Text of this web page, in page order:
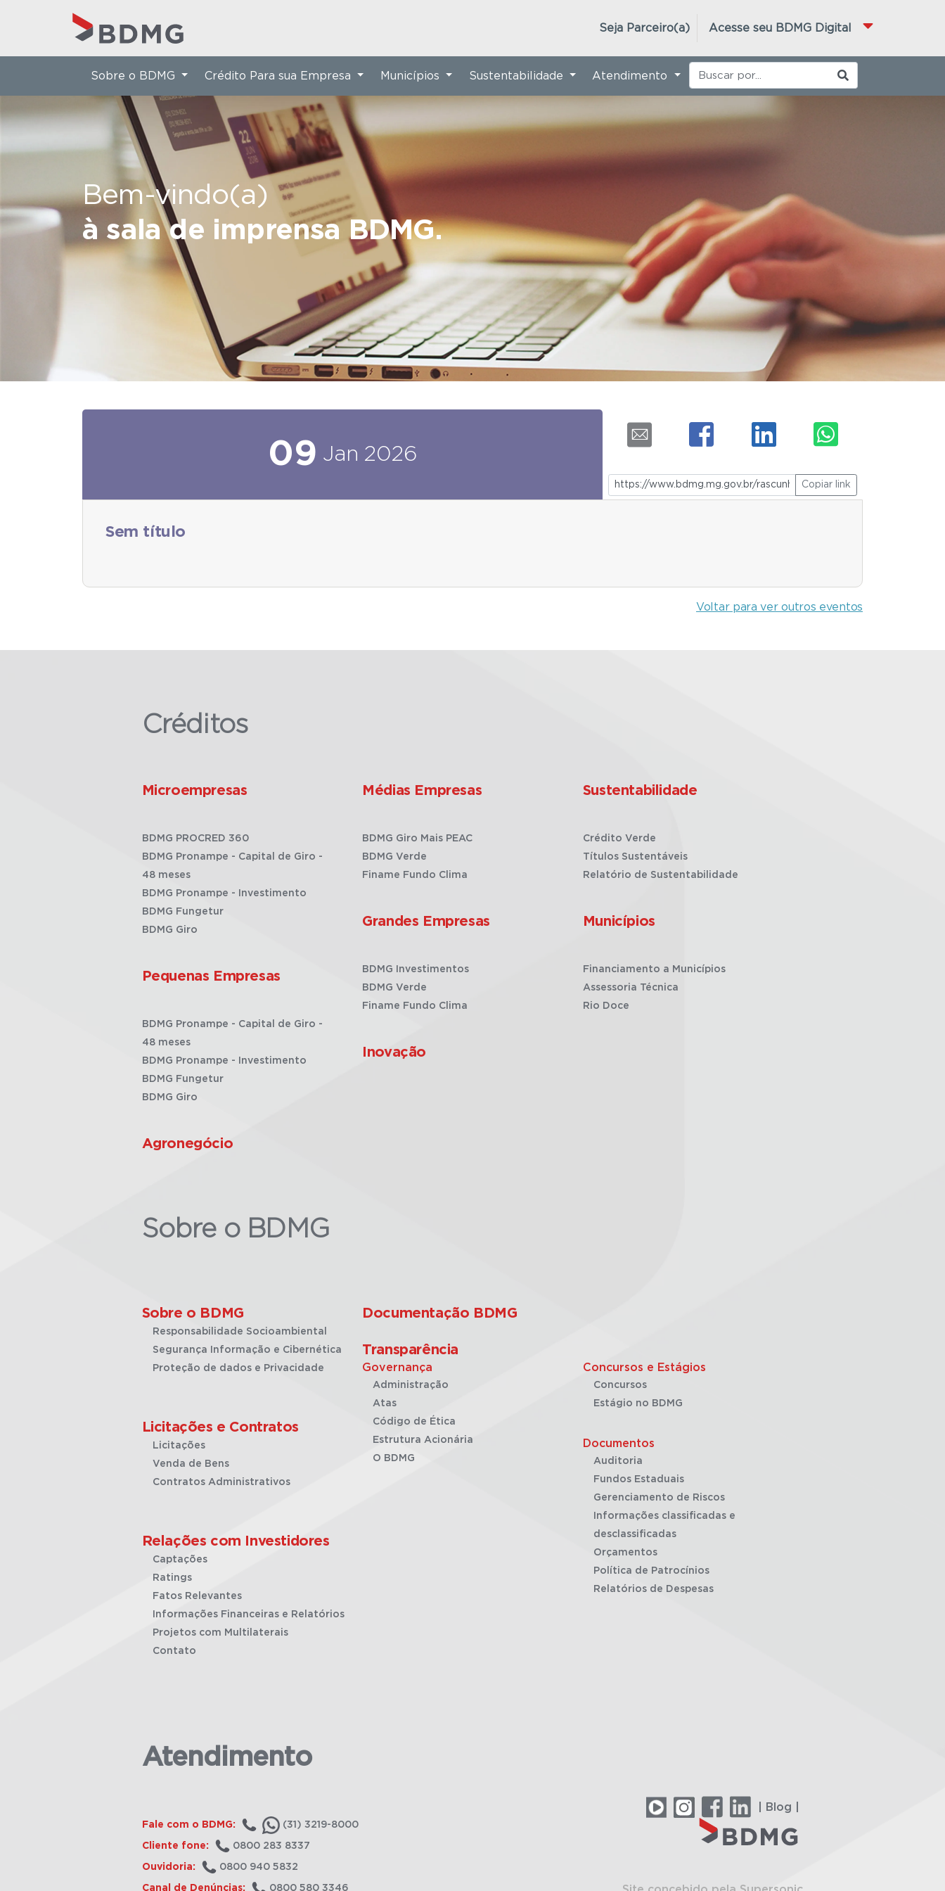
Acesse seu BDMG Digital
Seja Parceiro(a)
Bem-vindo(a)
à sala de imprensa BDMG.
Sobre o BDMG Crédito Para sua Empresa Municípios Sustentabilidade Atendimento
09 Jan 2026
Copiar link
Sem título
Voltar para ver outros eventos
Créditos
Microempresas
BDMG PROCRED 360
BDMG Pronampe - Capital de Giro -
48 meses
BDMG Pronampe - Investimento
BDMG Fungetur
BDMG Giro
Pequenas Empresas
BDMG Pronampe - Capital de Giro -
48 meses
BDMG Pronampe - Investimento
BDMG Fungetur
BDMG Giro
Agronegócio
Médias Empresas
BDMG Giro Mais PEAC
BDMG Verde
Finame Fundo Clima
Grandes Empresas
BDMG Investimentos
BDMG Verde
Finame Fundo Clima
Inovação
Sustentabilidade
Crédito Verde
Títulos Sustentáveis
Relatório de Sustentabilidade
Municípios
Financiamento a Municípios
Assessoria Técnica
Rio Doce
Sobre o BDMG
Sobre o BDMG
Responsabilidade Socioambiental
Segurança Informação e Cibernética
Proteção de dados e Privacidade
Licitações e Contratos
Licitações
Venda de Bens
Contratos Administrativos
Relações com Investidores
Captações
Ratings
Fatos Relevantes
Informações Financeiras e Relatórios
Projetos com Multilaterais
Contato
Documentação BDMG
Transparência
Governança
Administração
Atas
Código de Ética
Estrutura Acionária
O BDMG
Concursos e Estágios
Concursos
Estágio no BDMG
Documentos
Auditoria
Fundos Estaduais
Gerenciamento de Riscos
Informações classificadas e
desclassificadas
Orçamentos
Política de Patrocínios
Relatórios de Despesas
Atendimento
Fale com o BDMG: (31) 3219-8000
Cliente fone: 0800 283 8337
Ouvidoria: 0800 940 5832
Canal de Denúncias: 0800 580 3346
| Blog |